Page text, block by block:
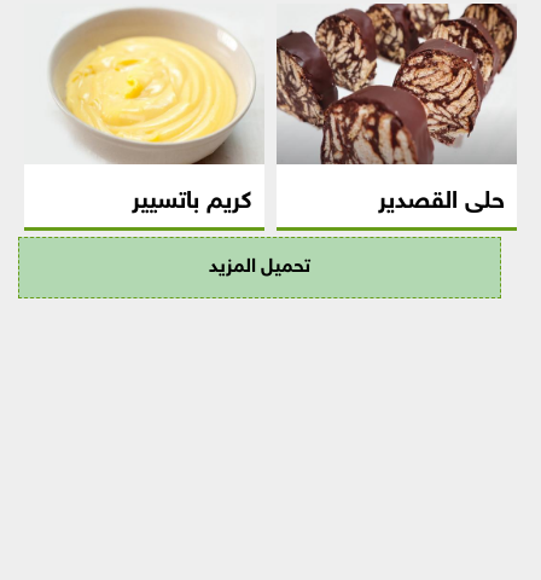
حلى القصدير كريم باتسيير
تحميل المزيد